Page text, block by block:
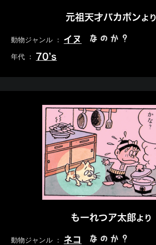
元祖天才バカボンより
動物ジャンル ： イヌ なのか？
年代 ： 70’s
もーれつア太郎より
動物ジャンル ： ネコ なのか？